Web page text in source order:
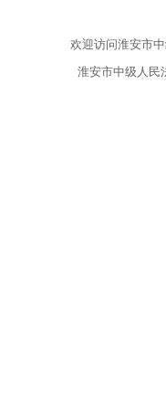
欢迎访问淮安市
淮安市中级人